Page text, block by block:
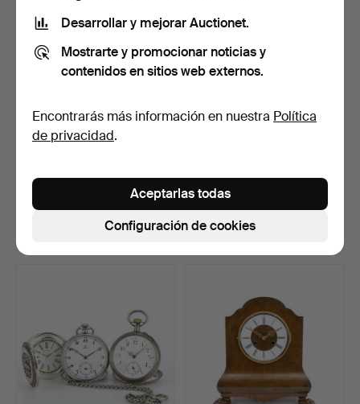
oro de 18 qui…
pintada, maquinaria m…
Subastado 20 abr 2026
27 pujas
Desarrollar y mejorar Auctionet.
Mostrarte y promocionar noticias y
contenidos en sitios web externos.
Encontrarás más información en nuestra Política
de privacidad.
Configuración de cookies
Aceptarlas todas